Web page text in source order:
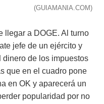
(GUIAMANIA.COM)
llegar a DOGE. Al turno
jefe de un ejército y
de los impuestos
que en el cuadro pone
en OK y aparecerá un
popularidad por no